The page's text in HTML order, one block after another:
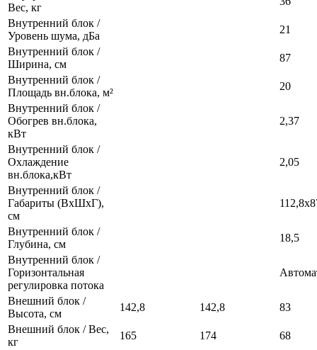
Вес, кг
Внутренний блок /
Уровень шума, дБа
21
Внутренний блок /
Ширина, см
87
Внутренний блок /
Площадь вн.блока, м²
20
Внутренний блок /
Обогрев вн.блока,
кВт
2,37
Внутренний блок /
Охлаждение
вн.блока,кВт
2,05
Внутренний блок /
Габариты (ВхШхГ),
см
Внутренний блок /
Глубина, см
18,5
Внутренний блок /
Горизонтальная
регулировка потока
Внешний блок /
Высота, см
142,8 142,8
83
Внешний блок / Вес,
кг
165 174
68